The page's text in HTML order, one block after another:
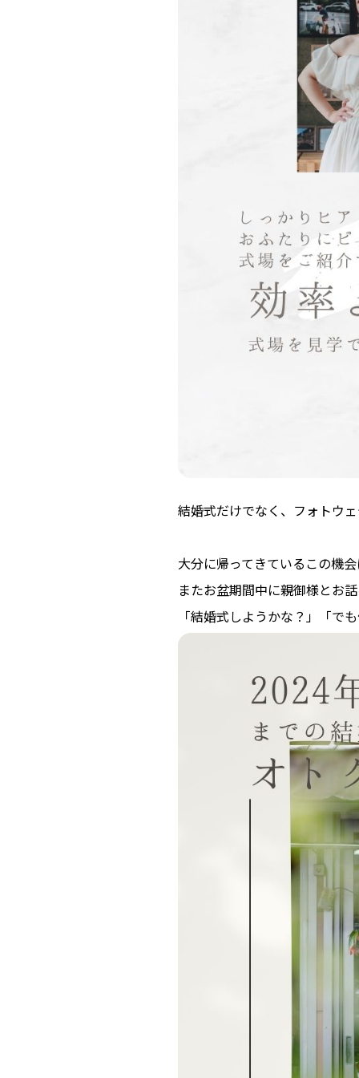
結婚式だけでなく、フォトウ
大分に帰ってきているこの機
またお盆期間中に親御様とお
「結婚式しようかな？」「で